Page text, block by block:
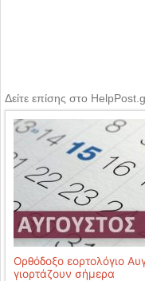
Δείτε επίσης στο
Ορθόδοξο εορτολόγιο
γιορτάζουν σήμερα